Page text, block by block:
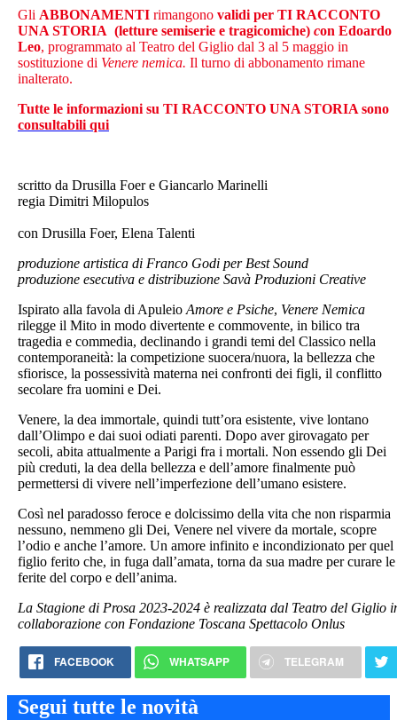
Gli ABBONAMENTI rimangono validi per TI RACCONTO
UNA STORIA (letture semiserie e tragicomiche) con Edoardo
Leo, programmato al Teatro del Giglio dal 3 al 5 maggio in
sostituzione di Venere nemica. Il turno di abbonamento rimane
inalterato.
Tutte le informazioni su TI RACCONTO UNA STORIA sono
consultabili qui
scritto da Drusilla Foer e Giancarlo Marinelli
regia Dimitri Milopulos
con Drusilla Foer, Elena Talenti
produzione artistica di Franco Godi per Best Sound
produzione esecutiva e distribuzione Savà Produzioni Creative
Ispirato alla favola di Apuleio Amore e Psiche, Venere Nemica
rilegge il Mito in modo divertente e commovente, in bilico tra
tragedia e commedia, declinando i grandi temi del Classico nella
contemporaneità: la competizione suocera/nuora, la bellezza che
sfiorisce, la possessività materna nei confronti dei figli, il conflitto
secolare fra uomini e Dei.
Venere, la dea immortale, quindi tutt’ora esistente, vive lontano
dall’Olimpo e dai suoi odiati parenti. Dopo aver girovagato per
secoli, abita attualmente a Parigi fra i mortali. Non essendo gli Dei
più creduti, la dea della bellezza e dell’amore finalmente può
permettersi di vivere nell’imperfezione dell’umano esistere.
Così nel paradosso feroce e dolcissimo della vita che non risparmia
nessuno, nemmeno gli Dei, Venere nel vivere da mortale, scopre
l’odio e anche l’amore. Un amore infinito e incondizionato per quel
figlio ferito che, in fuga dall’amata, torna da sua madre per curare le
ferite del corpo e dell’anima.
La Stagione di Prosa 2023-2024 è realizzata dal Teatro del Giglio
collaborazione con Fondazione Toscana Spettacolo Onlus
FACEBOOK WHATSAPP TELEGRAM
Segui tutte le novità